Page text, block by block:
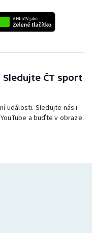
ČT sport
události. Sledujte nás i
a buďte v obraze.